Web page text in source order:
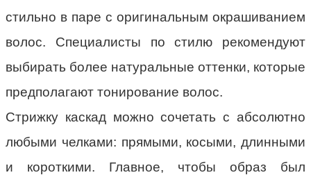
стильно в паре с оригинальным окрашиванием
волос. Специалисты по стилю рекомендуют
выбирать более натуральные оттенки, которые
предполагают тонирование волос.
Стрижку каскад можно сочетать с абсолютно
любыми челками: прямыми, косыми, длинными
и короткими. Главное, чтобы образ был